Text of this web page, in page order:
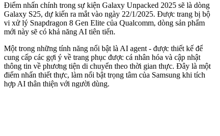
Điểm nhấn chính trong sự kiện Galaxy Unpacked 2025 sẽ là dòng
Galaxy S25, dự kiến ra mắt vào ngày 22/1/2025. Được trang bị bộ
vi xử lý Snapdragon 8 Gen Elite của Qualcomm, dòng sản phẩm
mới này sẽ có khả năng AI tiên tiến.
Một trong những tính năng nổi bật là AI agent - được thiết kế để
cung cấp các gợi ý về trang phục được cá nhân hóa và cập nhật
thông tin về phương tiện di chuyển theo thời gian thực. Đây là một
điểm nhấn thiết thực, làm nổi bật trọng tâm của Samsung khi tích
hợp AI thân thiện với người dùng.